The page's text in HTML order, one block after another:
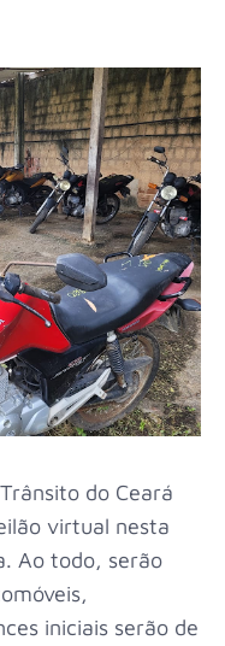
do Ceará
virtual nesta
Ao todo, serão
iniciais serão de